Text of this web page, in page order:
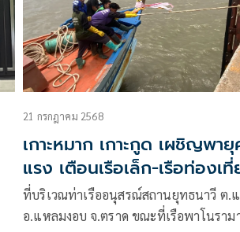
21 กรกฎาคม 2568
เกาะหมาก เกาะกูด เผชิญพา
แรง เตือนเรือเล็ก-เรือท่องเ
ออกจากฝั่ง
ที่บริเวณท่าเรืออนุสรณ์สถานยุทธนาวี ต.
อ.แหลมงอบ จ.ตราด ขณะที่เรือพาโนราม